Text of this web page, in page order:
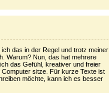
das in der Regel und trotz meiner
Warum? Nun, das hat mehrere
das Gefühl, kreativer und freier
sitze. Für kurze Texte ist
möchte, kann ich es besser